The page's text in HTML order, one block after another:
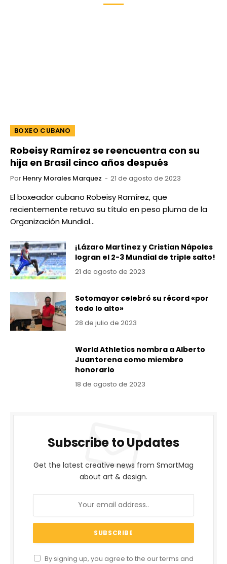
BOXEO CUBANO
Robeisy Ramírez se reencuentra con su
hija en Brasil cinco años después
Por Henry Morales Marquez 21 de agosto de 2023
El boxeador cubano Robeisy Ramírez, que
recientemente retuvo su título en peso pluma de la
Organización Mundial…
¡Lázaro Martínez y Cristian Nápoles
logran el 2-3 Mundial de triple salto!
21 de agosto de 2023
Sotomayor celebró su récord «por
todo lo alto»
28 de julio de 2023
World Athletics nombra a Alberto
Juantorena como miembro
honorario
18 de agosto de 2023
Subscribe to Updates
Get the latest creative news from SmartMag
about art & design.
By signing up, you agree to the our terms and